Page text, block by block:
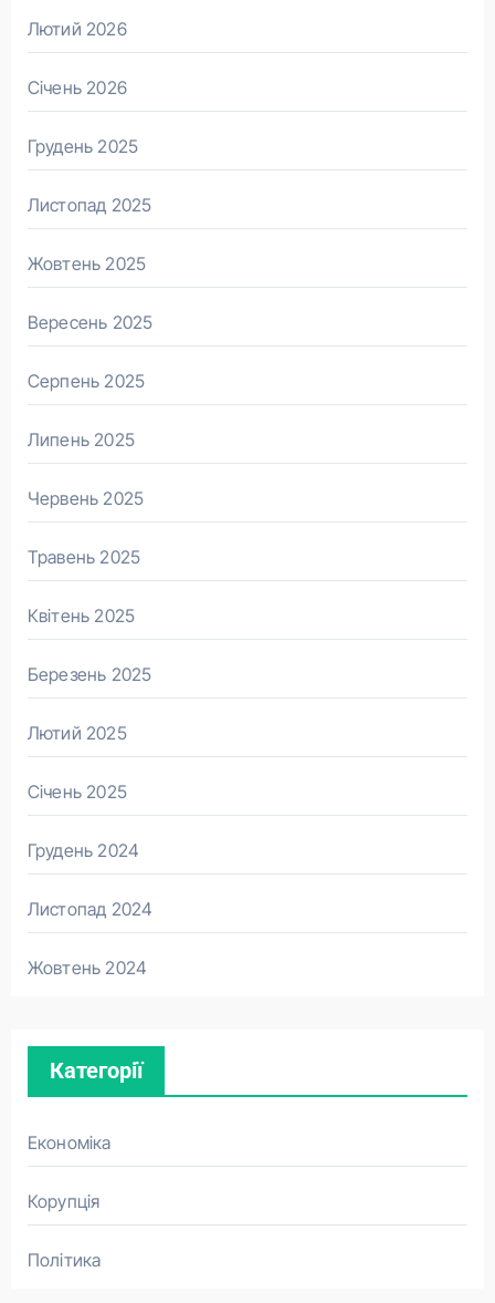
Лютий 2026
Січень 2026
Грудень 2025
Листопад 2025
Жовтень 2025
Вересень 2025
Серпень 2025
Липень 2025
Червень 2025
Травень 2025
Квітень 2025
Березень 2025
Лютий 2025
Січень 2025
Грудень 2024
Листопад 2024
Жовтень 2024
Категорії
Економіка
Корупція
Політика